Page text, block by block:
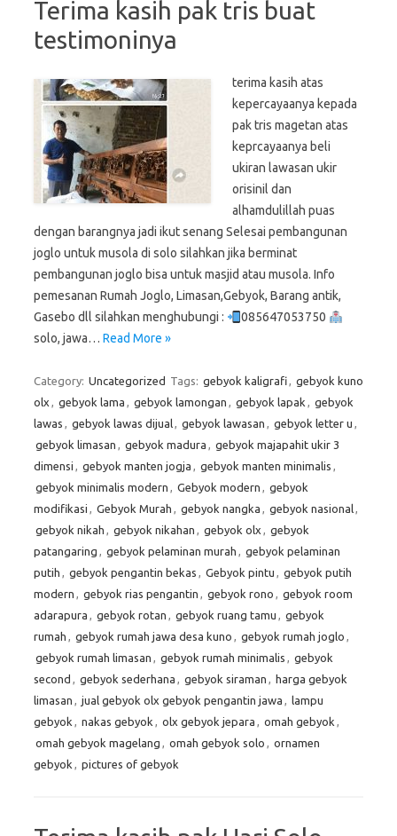
Terima kasih pak tris buat
testimoninya
terima kasih atas
kepercayaanya kepada
pak tris magetan atas
keprcayaanya beli
ukiran lawasan ukir
orisinil dan
alhamdulillah puas
dengan barangnya jadi ikut senang Selesai pembangunan
joglo untuk musola di solo silahkan jika berminat
pembangunan joglo bisa untuk masjid atau musola. Info
pemesanan Rumah Joglo, Limasan,Gebyok, Barang antik,
Gasebo dll silahkan menghubungi :
085647053750
solo, jawa… Read More »
Category: Uncategorized Tags: gebyok kaligrafi, gebyok kuno
olx , gebyok lama , gebyok lamongan , gebyok lapak , gebyok
lawas , gebyok lawas dijual, gebyok lawasan , gebyok letter u ,
gebyok limasan , gebyok madura , gebyok majapahit ukir 3
dimensi , gebyok manten jogja , gebyok manten minimalis ,
gebyok minimalis modern , Gebyok modern , gebyok
modifikasi , Gebyok Murah , gebyok nangka , gebyok nasional,
gebyok nikah , gebyok nikahan , gebyok olx , gebyok
patangaring , gebyok pelaminan murah , gebyok pelaminan
putih , gebyok pengantin bekas , Gebyok pintu , gebyok putih
modern , gebyok rias pengantin , gebyok rono , gebyok room
adarapura , gebyok rotan , gebyok ruang tamu , gebyok
rumah , gebyok rumah jawa desa kuno , gebyok rumah joglo ,
gebyok rumah limasan , gebyok rumah minimalis , gebyok
second , gebyok sederhana , gebyok siraman , harga gebyok
limasan , jual gebyok olx gebyok pengantin jawa , lampu
gebyok , nakas gebyok , olx gebyok jepara , omah gebyok ,
omah gebyok magelang , omah gebyok solo , ornamen
gebyok , pictures of gebyok